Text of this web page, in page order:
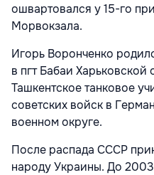
ошвартовался у 15-го
Морвокзала.
Игорь Воронченко
в пгт Бабаи Харьковской
Ташкентское танковое
советских войск в
военном округе.
После распада СССР
народу Украины. До